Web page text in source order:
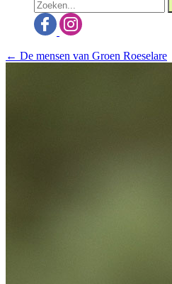
← De mensen van Groen Roeselare